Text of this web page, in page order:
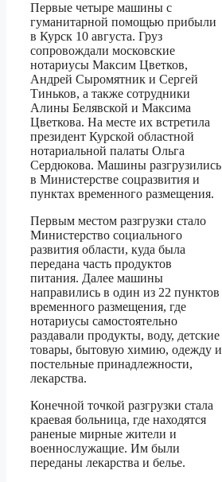
Первые четыре машины с
гуманитарной помощью прибыли
в Курск 10 августа. Груз
сопровождали московские
нотариусы Максим Цветков,
Андрей Сыромятник и Сергей
Тиньков, а также сотрудники
Алины Белявской и Максима
Цветкова. На месте их встретила
президент Курской областной
нотариальной палаты Ольга
Сердюкова. Машины разгрузились
в Министерстве соцразвития и
пунктах временного размещения.
Первым местом разгрузки стало
Министерство социального
развития области, куда была
передана часть продуктов
питания. Далее машины
направились в один из 22 пунктов
временного размещения, где
нотариусы самостоятельно
раздавали продукты, воду, детские
товары, бытовую химию, одежду и
постельные принадлежности,
лекарства.
Конечной точкой разгрузки стала
краевая больница, где находятся
раненые мирные жители и
военнослужащие. Им были
переданы лекарства и белье.